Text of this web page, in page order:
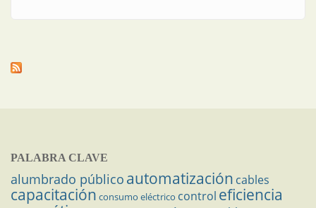
PALABRA CLAVE
alumbrado público automatización cables
capacitación consumo eléctrico control eficiencia